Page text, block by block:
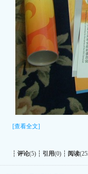
[查看全文]
┆ 评论(5) ┆ 引用(0) ┆ 阅读